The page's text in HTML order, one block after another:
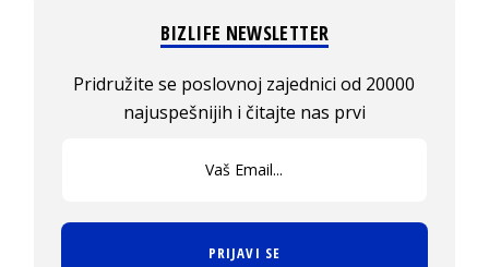
BIZLIFE NEWSLETTER
Pridružite se poslovnoj zajednici od 20000
najuspešnijih i čitajte nas prvi
PRIJAVI SE